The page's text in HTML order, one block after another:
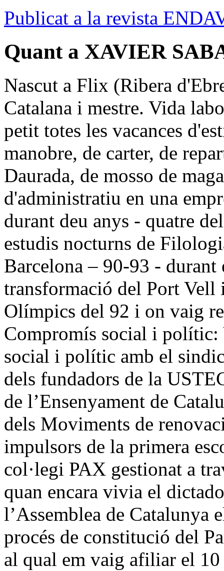
Publicat a la revista
Quant a XAVIER
Nascut a Flix (Ribera
Catalana i mestre. Vida
petit totes les vacances
manobre, de carter, de
Daurada, de mosso de
d'administratiu en una
durant deu anys - quatre
estudis nocturns de
Barcelona – 90-93 - durant
transformació del Port Vell
Olímpics del 92 i on vaig
Compromís social i
social i polític amb el
dels fundadors de la
de l’Ensenyament de
dels Moviments de
impulsors de la primera
col·legi PAX gestionat a
quan encara vivia el
l’Assemblea de Catalunya
procés de constitució del
al qual em vaig afiliar el 10